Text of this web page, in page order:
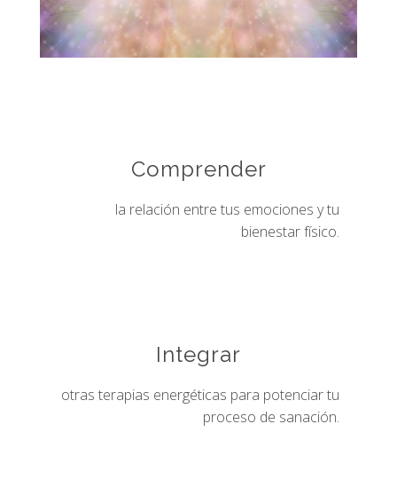
Comprender
la relación entre tus emociones y tu
bienestar físico.
Integrar
otras terapias energéticas para potenciar tu
proceso de sanación.